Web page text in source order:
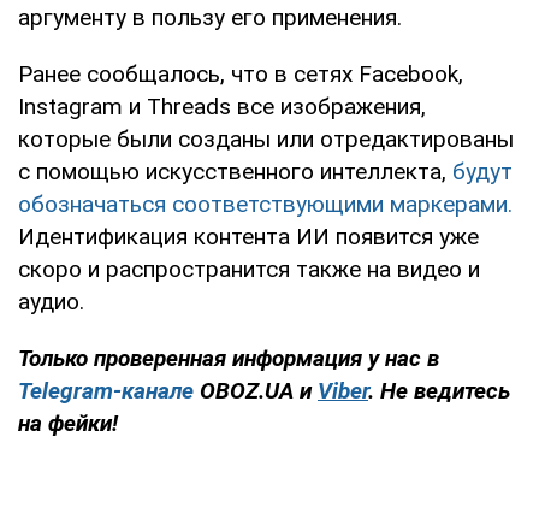
аргументу в пользу его применения.
Ранее сообщалось, что в сетях Facebook,
Instagram и Threads все изображения,
которые были созданы или отредактированы
с помощью искусственного интеллекта, будут
обозначаться соответствующими маркерами.
Идентификация контента ИИ появится уже
скоро и распространится также на видео и
аудио.
Только проверенная информация у нас в
Telegram-канале OBOZ.UA и Viber. Не ведитесь
на фейки!